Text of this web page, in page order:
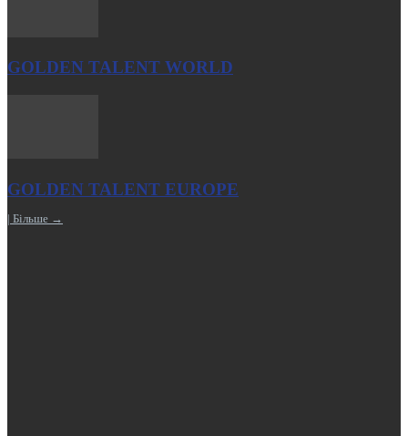
GOLDEN TALENT WORLD
GOLDEN TALENT EUROPE
| Більше →